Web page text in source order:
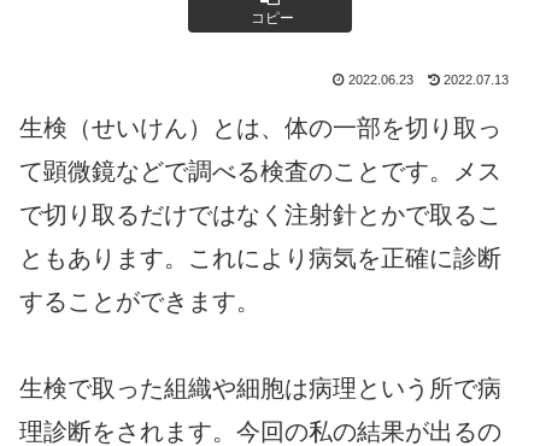
コピー
2022.06.23 2022.07.13
生検（せいけん）とは、体の一部を切り取っ
て顕微鏡などで調べる検査のことです。メス
で切り取るだけではなく注射針とかで取るこ
ともあります。これにより病気を正確に診断
することができます。
生検で取った組織や細胞は病理という所で病
理診断をされます。今回の私の結果が出るの